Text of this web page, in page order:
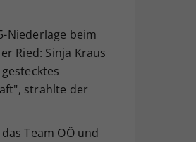
Niederlage beim
Ried: Sinja Kraus
strahlte der
Team OÖ und